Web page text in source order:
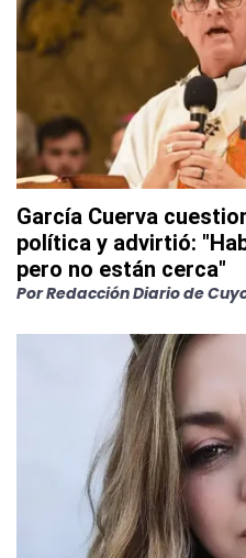
García Cuerva
política y advirtió:
pero no están cerca"
PorRedacción Diario de